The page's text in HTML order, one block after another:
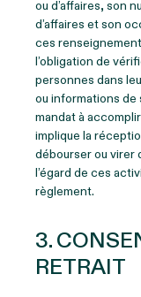
ou d’affaires, son
d’affaires et son
ces
l’obligation de
personnes dans
ou informations de
mandat à
implique la
débourser ou virer
l’égard de ces
règlement.
3.
RETRAIT